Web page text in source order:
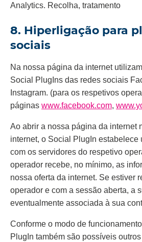
Analytics. Recolha, tratamento
8. Hiperligação para
sociais
Na nossa página da internet
Social PlugIns das redes sociais
Instagram. (para os respetivos
páginas www.facebook.com,
Ao abrir a nossa página da internet
internet, o Social PlugIn estabelece
com os servidores do respetivo
operador recebe, no mínimo, as
nossa oferta da internet. Se estiver
operador e com a sessão aberta, a
eventualmente associada à sua
Conforme o modo de
PlugIn também são possíveis